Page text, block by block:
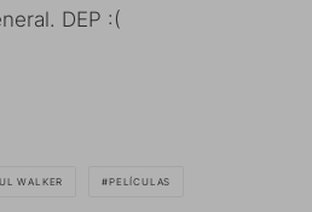
DEP :(
WALKER PELÍCULAS